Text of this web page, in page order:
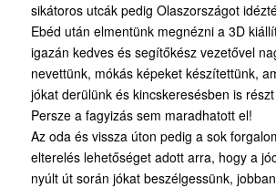
sikátoros utcák pedig Olaszországot
Ebéd után elmentünk megnézni a 3D
igazán kedves és segítőkész vezetővel
nevettünk, mókás képeket készítettünk,
jókat derülünk és kincskeresésben is
Persze a fagyizás sem maradhatott el!
Az oda és vissza úton pedig a sok
elterelés lehetőséget adott arra, hogy a
nyúlt út során jókat beszélgessünk,